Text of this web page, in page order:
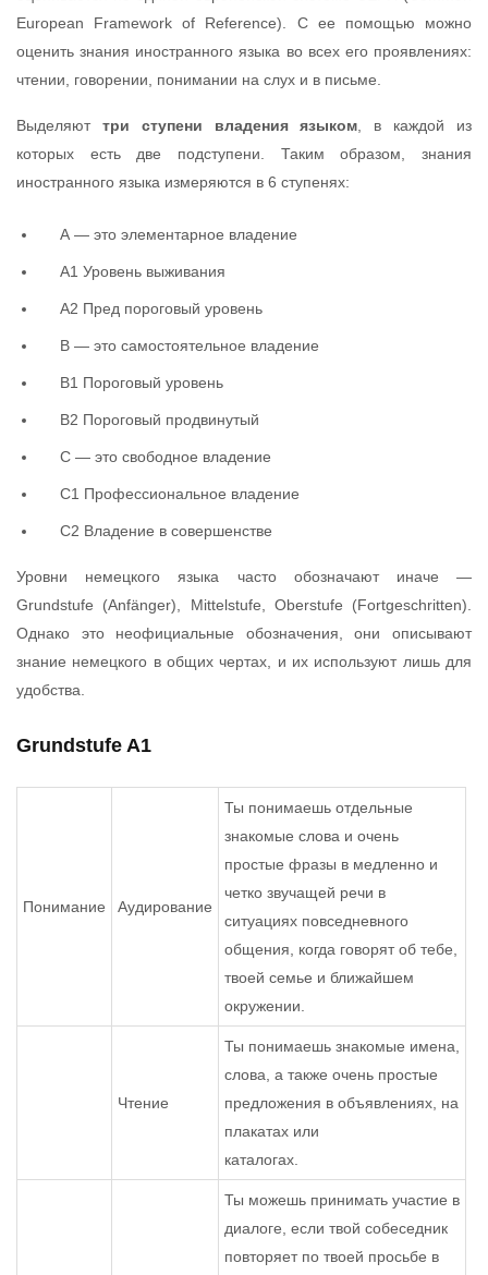
European Framework of Reference). С ее помощью можно
оценить знания иностранного языка во всех его проявлениях:
чтении, говорении, понимании на слух и в письме.
Выделяют три ступени владения языком , в каждой из
которых есть две подступени. Таким образом, знания
иностранного языка измеряются в 6 ступенях:
А — это элементарное владение
A1 Уровень выживания
A2 Пред пороговый уровень
B — это самостоятельное владение
B1 Пороговый уровень
B2 Пороговый продвинутый
С — это свободное владение
C1 Профессиональное владение
C2 Владение в совершенстве
Уровни немецкого языка часто обозначают иначе —
Grundstufe (Anfänger), Mittelstufe, Oberstufe (Fortgeschritten).
Однако это неофициальные обозначения, они описывают
знание немецкого в общих чертах, и их используют лишь для
удобства.
Grundstufe A1
Понимание Аудирование
Ты понимаешь отдельные
знакомые слова и очень
простые фразы в медленно и
четко звучащей речи в
ситуациях повседневного
общения, когда говорят об тебе,
твоей семье и ближайшем
окружении.
Чтение
Ты понимаешь знакомые имена,
слова, а также очень простые
предложения в объявлениях, на
плакатах или
каталогах.
Ты можешь принимать участие в
диалоге, если твой собеседник
повторяет по твоей просьбе в